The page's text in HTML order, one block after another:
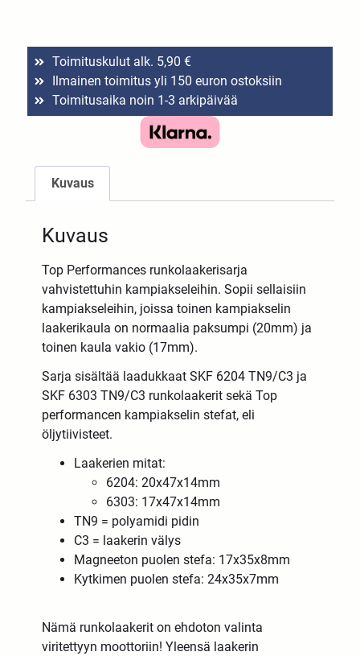
Toimituskulut alk. 5,90 €
Ilmainen toimitus yli 150 euron ostoksiin
Toimitusaika noin 1-3 arkipäivää
Kuvaus
Kuvaus
Top Performances runkolaakerisarja
vahvistettuhin kampiakseleihin. Sopii sellaisiin
kampiakseleihin, joissa toinen kampiakselin
laakerikaula on normaalia paksumpi (20mm) ja
toinen kaula vakio (17mm).
Sarja sisältää laadukkaat SKF 6204 TN9/C3 ja
SKF 6303 TN9/C3 runkolaakerit sekä Top
performancen kampiakselin stefat, eli
öljytiivisteet.
Laakerien mitat:
6204: 20x47x14mm
6303: 17x47x14mm
TN9 = polyamidi pidin
C3 = laakerin välys
Magneeton puolen stefa: 17x35x8mm
Kytkimen puolen stefa: 24x35x7mm
Nämä runkolaakerit on ehdoton valinta
viritettyyn moottoriin! Yleensä laakerin